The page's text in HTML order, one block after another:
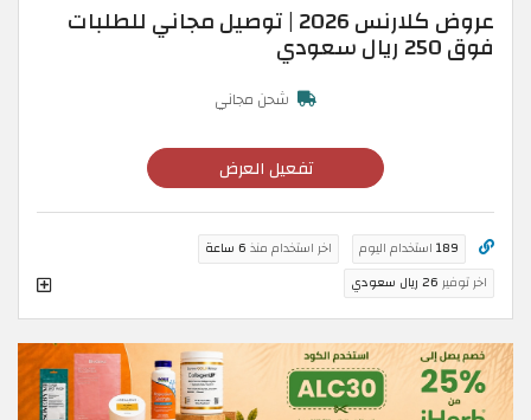
عروض كلارنس 2026 | توصيل مجاني للطلبات
فوق 250 ريال سعودي
شحن مجاني
تفعيل العرض
189 استخدام اليوم اخر استخدام منذ 6 ساعة
اخر توفير 26 ريال سعودي